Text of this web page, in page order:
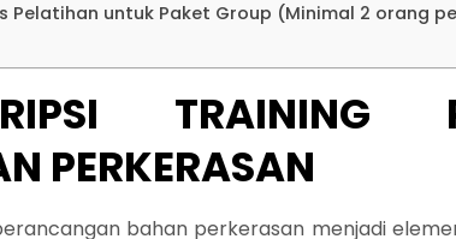
Pelatihan untuk Paket Group (Minimal 2 orang
TRAINING
PERKERASAN
bahan perkerasan menjadi